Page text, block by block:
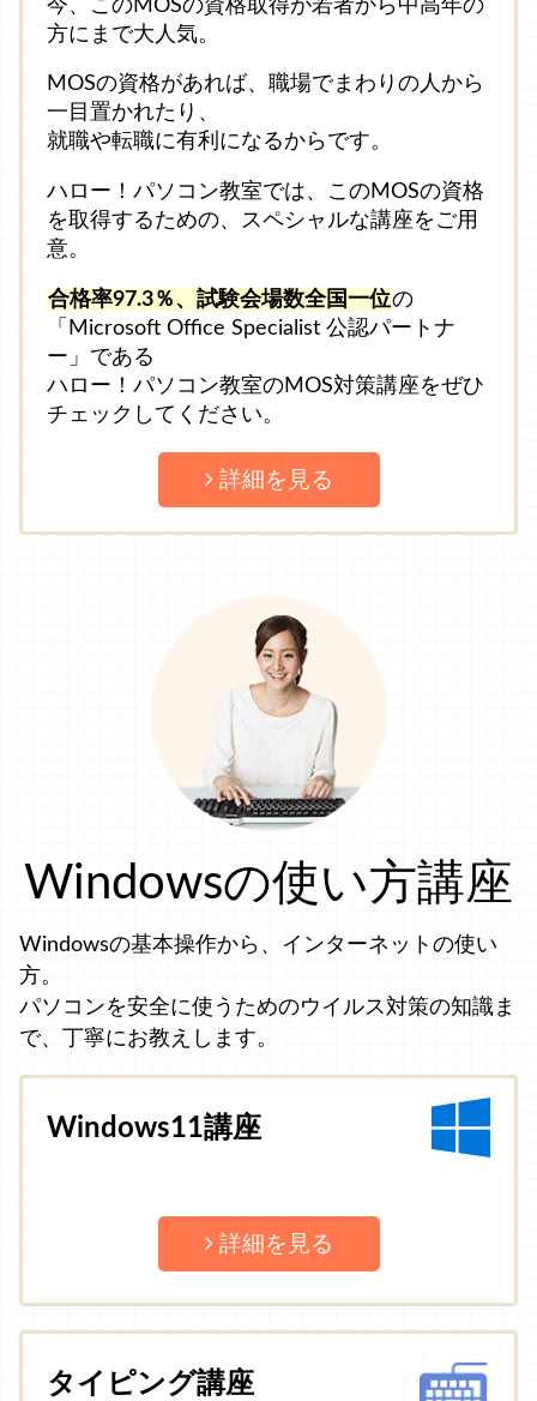
今、このMOSの資格取得が若者から中高年の
方にまで大人気。
MOSの資格があれば、職場でまわりの人から
一目置かれたり、
就職や転職に有利になるからです。
ハロー！パソコン教室では、このMOSの資格
を取得するための、スペシャルな講座をご用
意。
合格率97.3％、試験会場数全国一位の
「Microsoft Office Specialist 公認パートナ
ー」である
ハロー！パソコン教室のMOS対策講座をぜひ
チェックしてください。
詳細を見る
Windowsの使い方講座
Windowsの基本操作から、インターネットの使い
方。
パソコンを安全に使うためのウイルス対策の知識ま
で、丁寧にお教えします。
Windows11講座
詳細を見る
タイピング講座